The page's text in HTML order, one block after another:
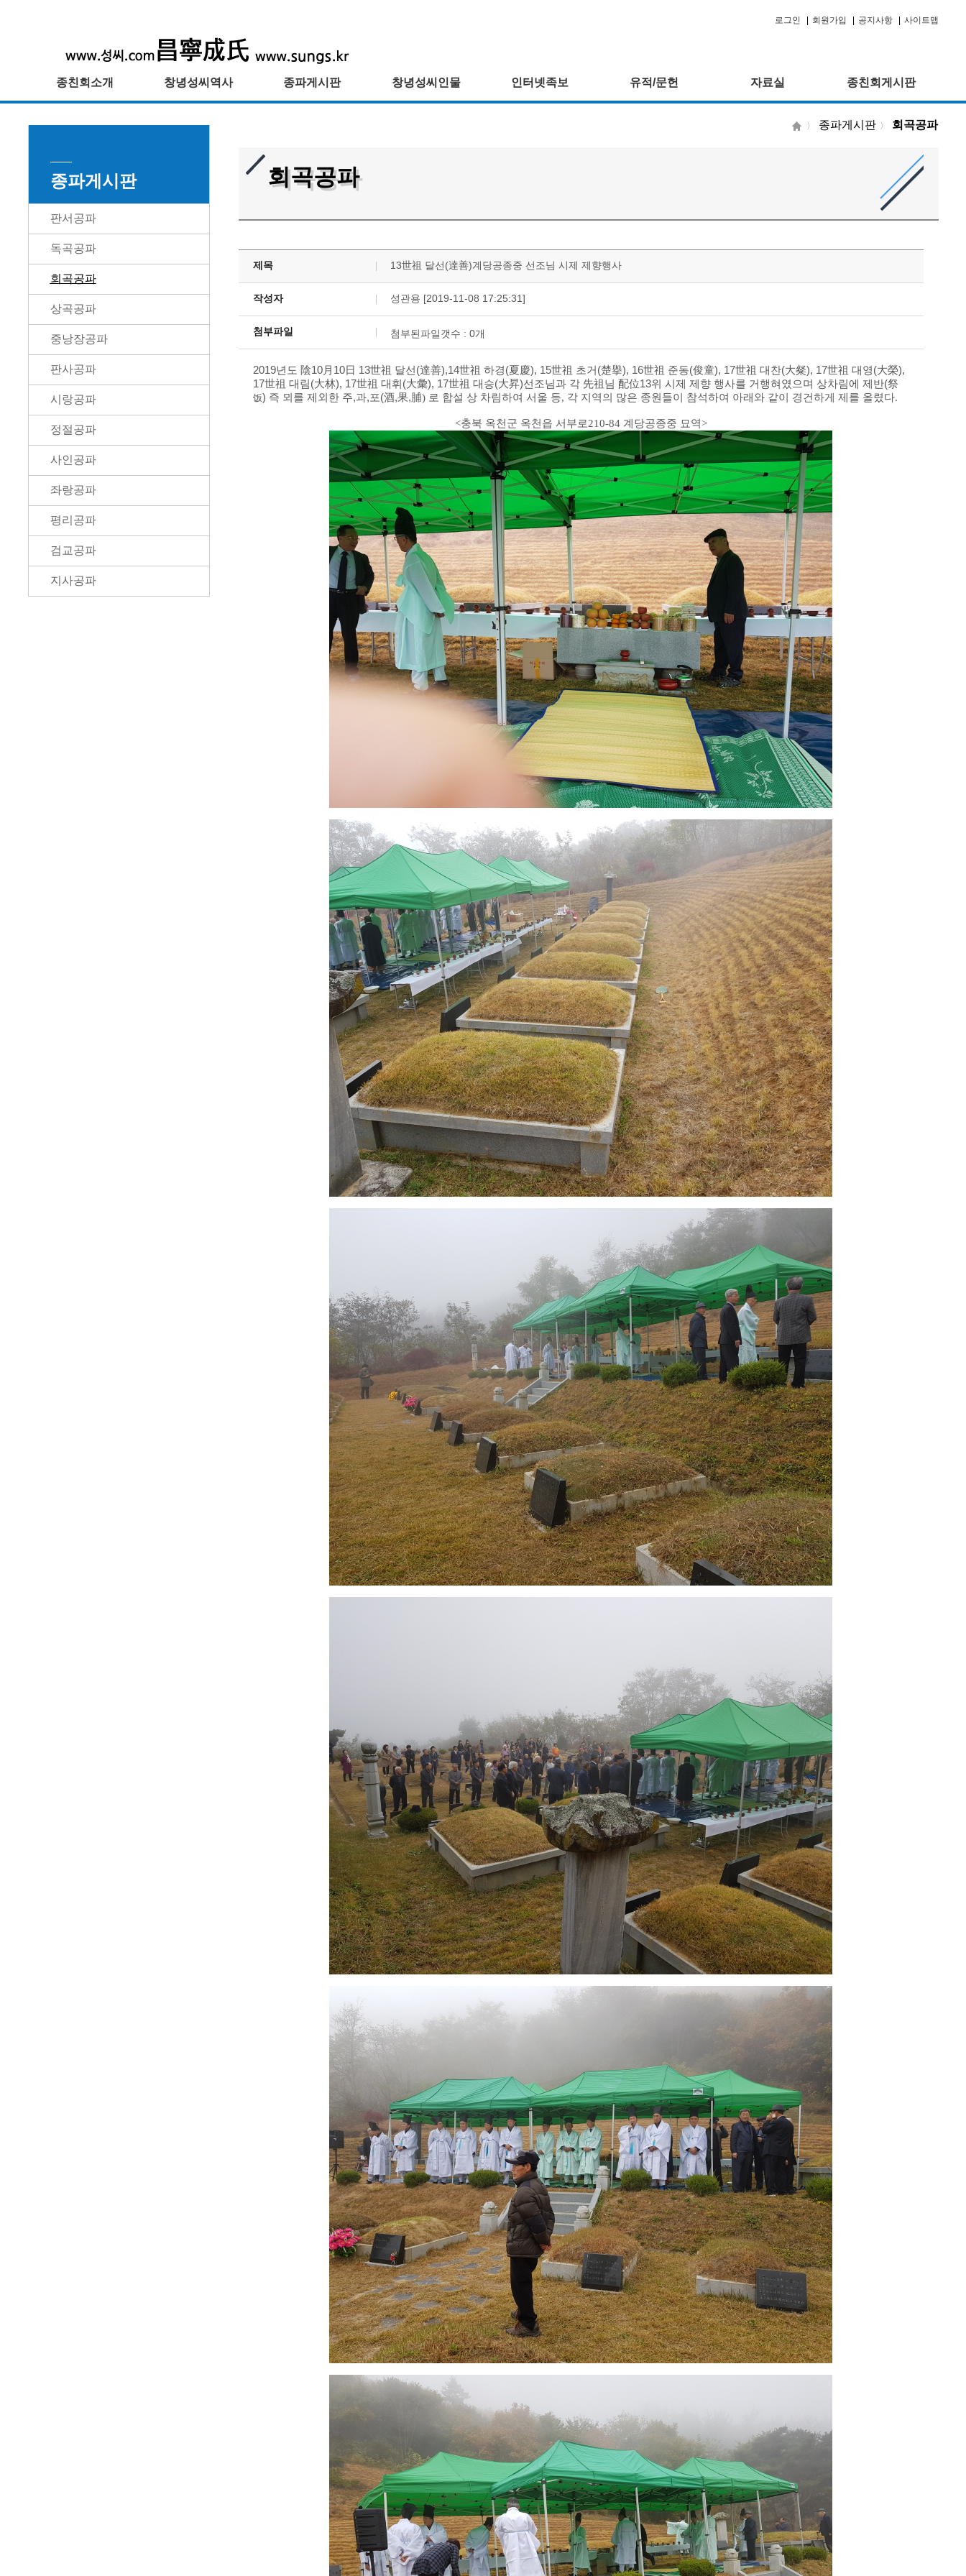
로그인 회원가입 공지사항 사이트맵
종친회소개 창녕성씨역사 종파게시판 창녕성씨인물 인터넷족보 유적/문헌 자료실 종친회게시판
종파게시판
판서공파
독곡공파
회곡공파
상곡공파
중낭장공파
판사공파
시랑공파
정절공파
사인공파
좌랑공파
평리공파
검교공파
지사공파
〉 종파게시판 〉 회곡공파
회곡공파
제목 13世祖 달선(達善)계당공종중 선조님 시제 제향행사
작성자 성관용 [2019-11-08 17:25:31]
첨부파일 첨부된파일갯수 : 0개
2019년도 陰10月10日 13世祖 달선(達善),14世祖 하경(夏慶), 15世祖 초거(楚擧), 16世祖 준동(俊童), 17世祖 대찬(大粲), 17世祖 대영(大榮),
17世祖 대림(大林), 17世祖 대휘(大彙), 17世祖 대승(大昇)선조님과 각 先祖님 配位13위 시제 제향 행사를 거행혀였으며 상차림에 제반(祭
饭) 즉 뫼를 제외한 주,과,포(酒,果,脯) 로 합설 상 차림하여 서울 등, 각 지역의 많은 종원들이 참석하여 아래와 같이 경건하게 제를 올렸다.
<충북 옥천군 옥천읍 서부로210-84 계당공종중 묘역>